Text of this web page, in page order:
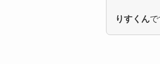
りすくん